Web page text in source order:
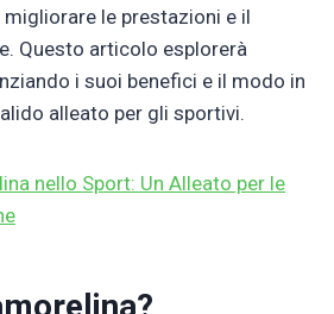
le prestazioni e il
Questo articolo esplorerà
i suoi benefici e il modo in
alleato per gli sportivi.
nello Sport: Un Alleato per le